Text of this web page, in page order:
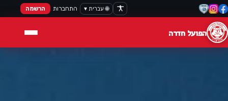
🌐 עברית ▾ התחברות הרשמה
הפועל חדרה